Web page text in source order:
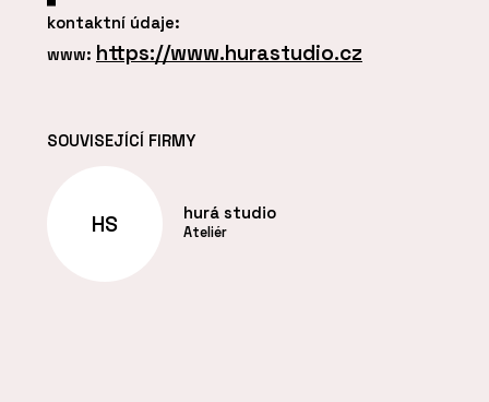
kontaktní údaje:
www: https://www.hurastudio.cz
SOUVISEJÍCÍ FIRMY
HS hurá studio
Ateliér